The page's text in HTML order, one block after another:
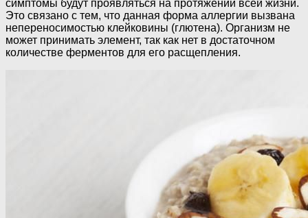
симптомы будут проявляться на протяжении всей жизни.
Это связано с тем, что данная форма аллергии вызвана
непереносимостью клейковины (глютена). Организм не
может принимать элемент, так как нет в достаточном
количестве ферментов для его расщепления.